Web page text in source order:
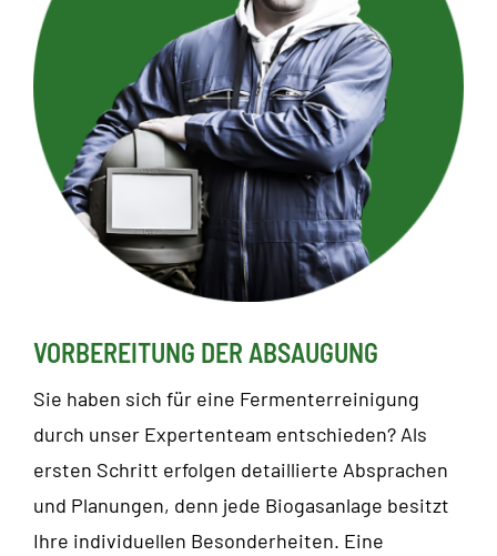
VORBEREITUNG DER ABSAUGUNG
Sie haben sich für eine Fermenterreinigung
durch unser Expertenteam entschieden? Als
ersten Schritt erfolgen detaillierte Absprachen
und Planungen, denn jede Biogasanlage besitzt
Ihre individuellen Besonderheiten. Eine